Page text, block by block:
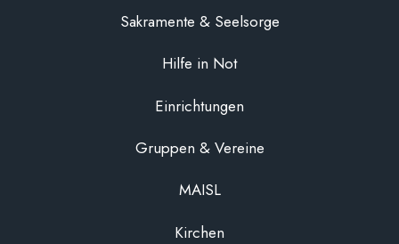
Sakramente & Seelsorge
Hilfe in Not
Einrichtungen
Gruppen & Vereine
MAISL
Kirchen